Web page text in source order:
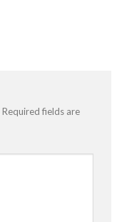
Required fields are